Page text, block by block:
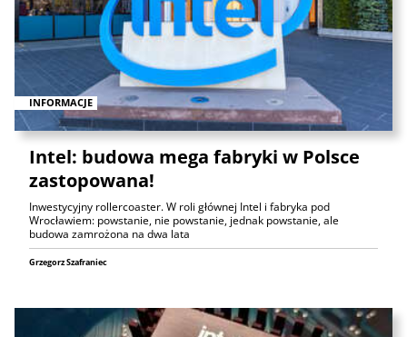
INFORMACJE
Intel: budowa mega fabryki w Polsce
zastopowana!
Inwestycyjny rollercoaster. W roli głównej Intel i fabryka pod
Wrocławiem: powstanie, nie powstanie, jednak powstanie, ale
budowa zamrożona na dwa lata
Grzegorz Szafraniec